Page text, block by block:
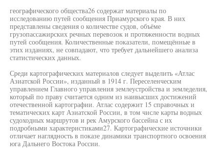
географического общества26 содержат материалы по
исследованию путей сообщения Приамурского края. В них
представлены сведения о количестве судов, объёме
грузопассажирских речных перевозок и протяженности водных
путей сообщения. Количественные показатели, помещённые в
этих изданиях, не совпадают, что требует дальнейшего анализа
статистических данных.
Среди картографических материалов следует выделить «Атлас
Азиатской России», изданный в 1914 г. Переселенческим
управлением Главного управления землеустройства и земледелия,
который по праву считается одним из наивысших достижений
отечественной картографии. Атлас содержит 15 справочных и
тематических карт Азиатской России, в том числе карты водных
судоходных маршрутов и рек Амурского бассейна с их
подробными характеристиками27. Картографические источники
отличает наглядность в показе динамики транспортного освоения
юга Дальнего Востока России.